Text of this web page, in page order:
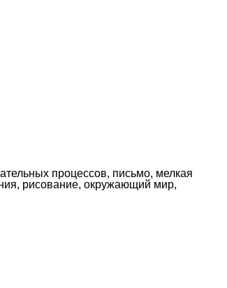
процессов, письмо, мелкая
рисование, окружающий мир,